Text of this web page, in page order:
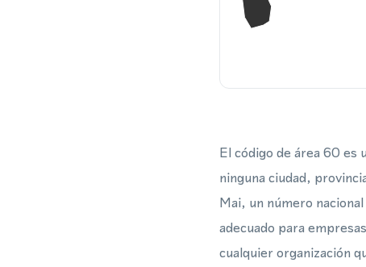
El código de área 60 es
ninguna ciudad,
Mai, un número
adecuado para
cualquier organización